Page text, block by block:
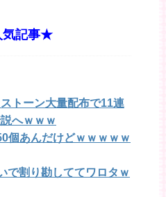
気記事★
トーン大量配布で11連
へｗｗｗ
個あんだけどｗｗｗｗｗ
で割り勘しててワロタｗ